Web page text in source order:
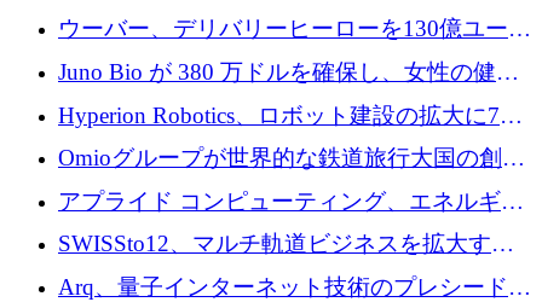
を10億ユーロ以上の契約で買収
ウーバー、デリバリーヒーローを130億ユーロ
の契約で買収、99か国にまたがるプラットフ
ォームを構築
Juno Bio が 380 万ドルを確保し、女性の健康
専用の初のシーケンスラボを開設
Hyperion Robotics、ロボット建設の拡大に740
万ドルを確保
Omioグループが世界的な鉄道旅行大国の創設
を目指してRail Europeを買収
アプライド コンピューティング、エネルギー
向け基盤 AI の拡張に 2,000 万ドルを調達
SWISSto12、マルチ軌道ビジネスを拡大する
ためにシリーズCで7,000万ドルを調達
Arq、量子インターネット技術のプレシードと